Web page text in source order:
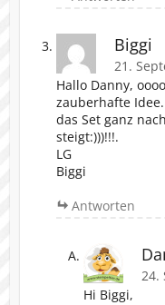
Biggi
21.
Hallo Danny,
zauberhafte
das Set ganz
steigt:)))!!!.
LG
Biggi
Antworten
24.
Hi Biggi,